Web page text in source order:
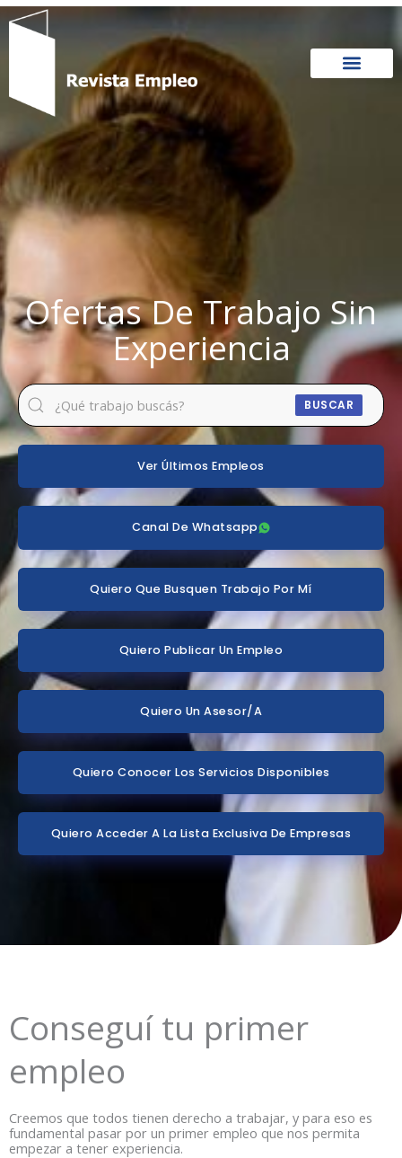
Ir
Ofertas De Trabajo Sin
Experiencia
BUSCAR
Ver Últimos Empleos
Canal De Whatsapp
Quiero Que Busquen Trabajo Por Mí
Quiero Publicar Un Empleo
Quiero Un Asesor/a
Quiero Conocer Los Servicios Disponibles
Quiero Acceder A La Lista Exclusiva De Empresas
Conseguí tu primer
empleo
Creemos que todos tienen derecho a trabajar, y para eso es
fundamental pasar por un primer empleo que nos permita
empezar a tener experiencia.